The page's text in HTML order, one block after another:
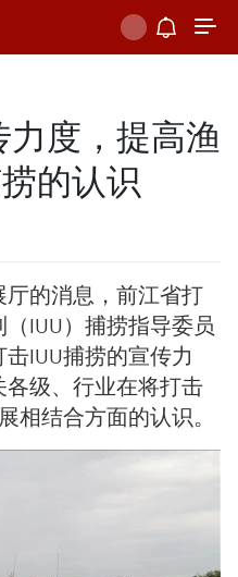
度，提高渔
的认识
的消息，前江省打
IUU）捕捞指导委员
IUU捕捞的宣传力
级、行业在将打击
相结合方面的认识。